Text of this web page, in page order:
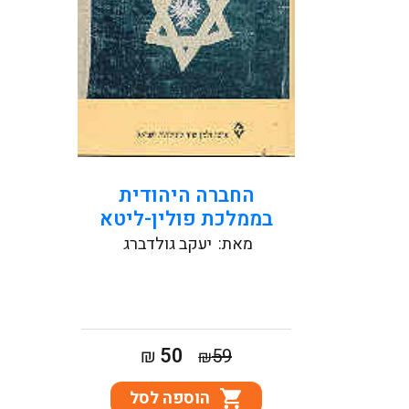
קראו עוד
החברה היהודית
בממלכת פולין-ליטא
מאת: יעקב גולדברג
₪59
המחיר
המקורי
היה:
₪50
המחיר
הנוכחי
הוא:
הוספה לסל